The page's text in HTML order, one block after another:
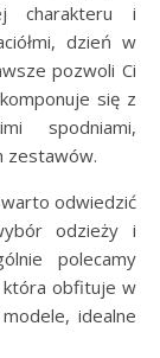
charakteru i
dzień w
pozwoli Ci
się z
spodniami,
zestawów.
odwiedzić
odzieży i
polecamy
obfituje w
idealne